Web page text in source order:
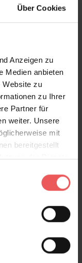
Über Cookies
Anzeigen zu
Medien anbieten
Website zu
zu Ihrer
Partner für
weiter. Unsere
mit
bereitgestellt
der Dienste
im
individuell